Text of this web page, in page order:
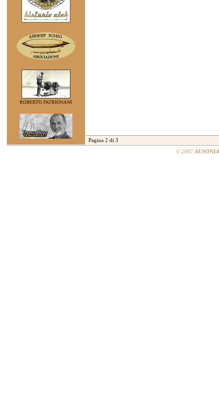
Pagina 2 di 3
© 2007